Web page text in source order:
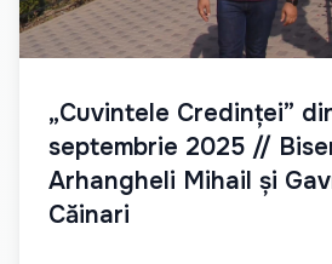
„Cuvintele Credinței”
septembrie 2025 //
Arhangheli Mihail și
Căinari